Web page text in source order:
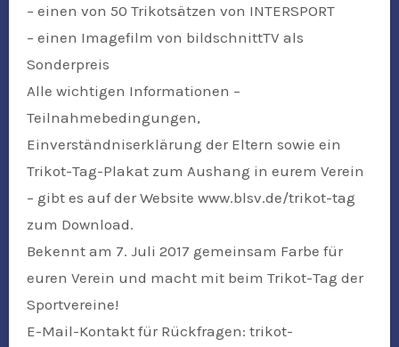
– einen von 50 Trikotsätzen von INTERSPORT
– einen Imagefilm von bildschnittTV als
Sonderpreis
Alle wichtigen Informationen –
Teilnahmebedingungen,
Einverständniserklärung der Eltern sowie ein
Trikot-Tag-Plakat zum Aushang in eurem Verein
– gibt es auf der Website www.blsv.de/trikot-tag
zum Download.
Bekennt am 7. Juli 2017 gemeinsam Farbe für
euren Verein und macht mit beim Trikot-Tag der
Sportvereine!
E-Mail-Kontakt für Rückfragen: trikot-